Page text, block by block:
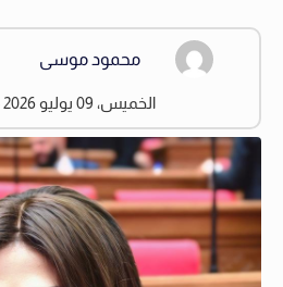
محمود موسى
الخميس، 09 يوليو 2026 05:24 مساءً